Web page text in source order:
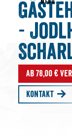
-
Ab 78,00 €
Kontakt
MENU